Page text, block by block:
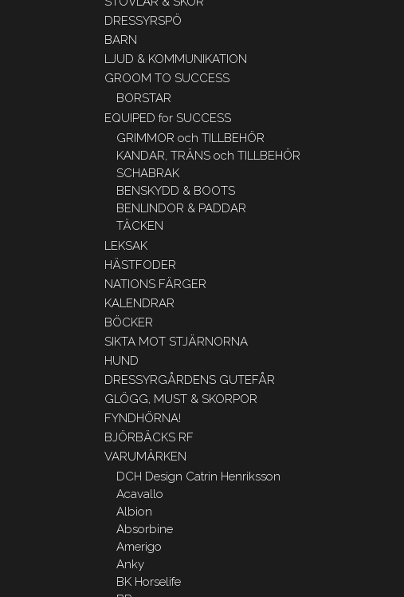
DRESSYRSPÖ
BARN
LJUD & KOMMUNIKATION
GROOM TO SUCCESS
BORSTAR
EQUIPED for SUCCESS
GRIMMOR och TILLBEHÖR
KANDAR, TRÄNS och TILLBEHÖR
SCHABRAK
BENSKYDD & BOOTS
BENLINDOR & PADDAR
TÄCKEN
LEKSAK
HÄSTFODER
NATIONS FÄRGER
KALENDRAR
BÖCKER
SIKTA MOT STJÄRNORNA
HUND
DRESSYRGÅRDENS GUTEFÅR
GLÖGG, MUST & SKORPOR
FYNDHÖRNA!
BJÖRBÄCKS RF
VARUMÄRKEN
DCH Design Catrin Henriksson
Acavallo
Albion
Absorbine
Amerigo
Anky
BK Horselife